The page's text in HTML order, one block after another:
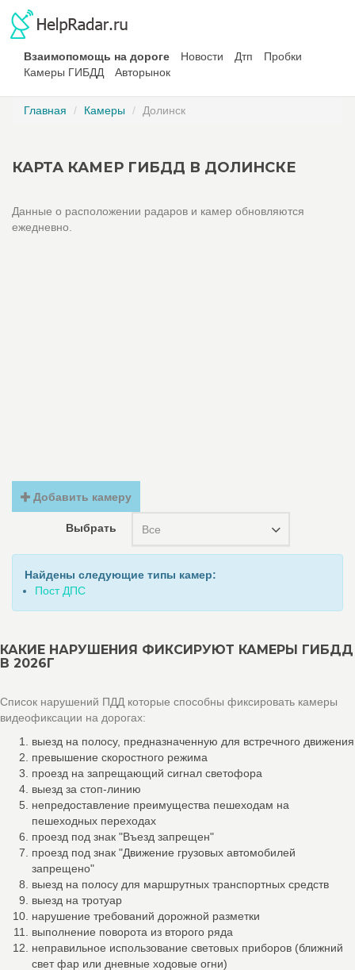
Взаимопомощь на дороге Новости Дтп
Пробки
Камеры ГИБДД
Авторынок
Главная Камеры Долинск
КАРТА КАМЕР ГИБДД В ДОЛИНСКЕ
Данные о расположении радаров и камер обновляются
ежедневно.
Добавить камеру
Выбрать Все
Найдены следующие типы камер:
Пост ДПС
КАКИЕ НАРУШЕНИЯ ФИКСИРУЮТ КАМЕРЫ ГИБДД
В 2026Г
Список нарушений ПДД которые способны фиксировать камеры
видеофиксации на дорогах:
выезд на полосу, предназначенную для встречного движения
превышение скоростного режима
проезд на запрещающий сигнал светофора
выезд за стоп-линию
непредоставление преимущества пешеходам на
пешеходных переходах
проезд под знак "Въезд запрещен"
проезд под знак "Движение грузовых автомобилей
запрещено"
выезд на полосу для маршрутных транспортных средств
выезд на тротуар
нарушение требований дорожной разметки
выполнение поворота из второго ряда
неправильное использование световых приборов (ближний
свет фар или дневные ходовые огни)